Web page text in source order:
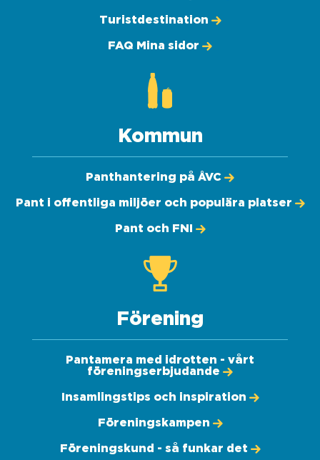
Turistdestination
FAQ Mina sidor
Kommun
Panthantering på ÅVC
Pant i offentliga miljöer och populära platser
Pant och FNI
Förening
Pantamera med idrotten - vårt
föreningserbjudande
Insamlingstips och inspiration
Föreningskampen
Föreningskund - så funkar det